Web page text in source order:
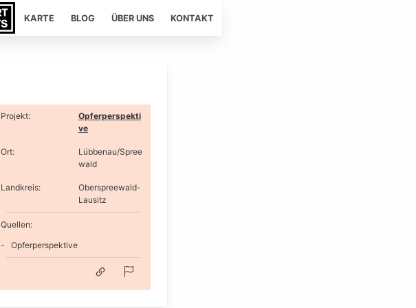
KARTE BLOG ÜBER UNS KONTAKT
Projekt:
Opferperspekti
ve
Ort:
Lübbenau/Spree
wald
Landkreis:
Oberspreewald-
Lausitz
Quellen:
Opferperspektive